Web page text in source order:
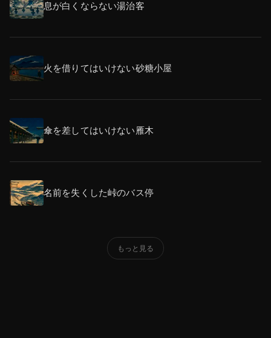
息が白くならない湯治客
火を借りてはいけない砂糖小屋
傘を差してはいけない雁木
名前を失くした峠のバス停
もっと見る